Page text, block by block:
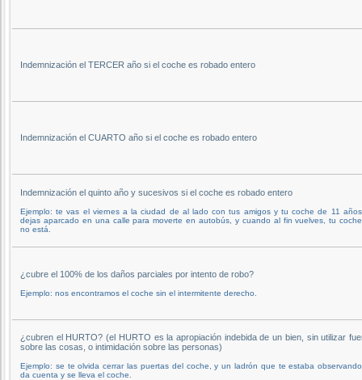
Indemnización el TERCER año si el coche es robado entero
Indemnización el CUARTO año si el coche es robado entero
Indemnización el quinto año y sucesivos si el coche es robado entero
Ejemplo: te vas el viernes a la ciudad de al lado con tus amigos y tu coche de 11
dejas aparcado en una calle para moverte en autobús, y cuando al fin vuelves, tu
no está.
¿cubre el 100% de los daños parciales por intento de robo?
Ejemplo: nos encontramos el coche sin el intermitente derecho.
¿cubren el HURTO? (el HURTO es la apropiación indebida de un bien, sin utilizar
sobre las cosas, o intimidación sobre las personas)
Ejemplo: se te olvida cerrar las puertas del coche, y un ladrón que te estaba
da cuenta y se lleva el coche.